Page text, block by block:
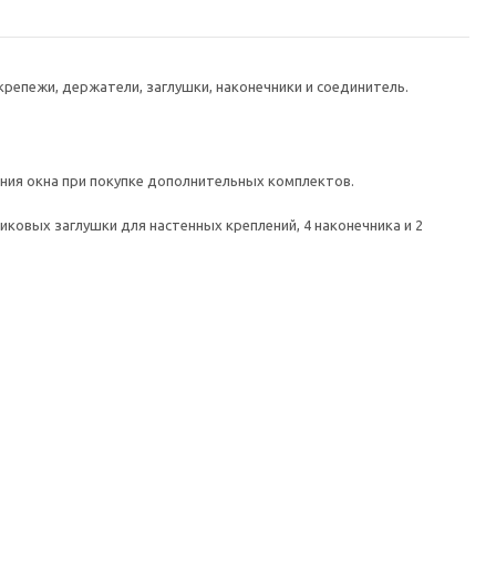
держатели, заглушки, наконечники и соединитель.
окна при покупке дополнительных комплектов.
заглушки для настенных креплений, 4 наконечника и 2